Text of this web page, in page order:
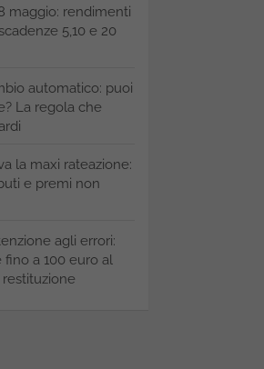
maggio: rendimenti
5,10 e 20
automatico: puoi
La regola che
la maxi rateazione:
e premi non
agli errori:
a 100 euro al